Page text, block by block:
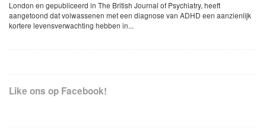
London en gepubliceerd in The British Journal of Psychiatry, heeft
aangetoond dat volwassenen met een diagnose van ADHD een aanzienlijk
kortere levensverwachting hebben in...
Like ons op Facebook!